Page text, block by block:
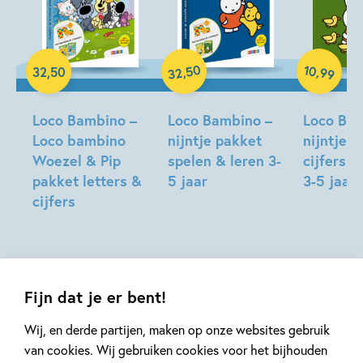
Fijn dat je er bent!
Wij, en derde partijen, maken op onze websites gebruik
van cookies. Wij gebruiken cookies voor het bijhouden
Loco Bambino –
Loco bambino
Woezel & Pip
pakket letters &
cijfers
32,50
Paperback
Loco Bambino –
nijntje pakket
spelen & leren 3-
5 jaar
32,50
Paperback
Loco
nijntje
cijfers
3-5 jaar
10,99
Paperback
Gerelateerde artikelen